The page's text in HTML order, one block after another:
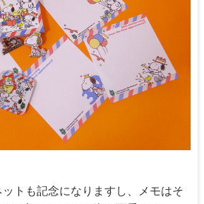
トも記念になりますし、メモはそ